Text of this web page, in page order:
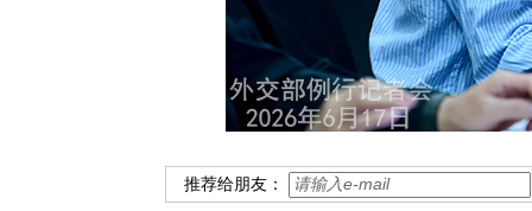
推荐给朋友：